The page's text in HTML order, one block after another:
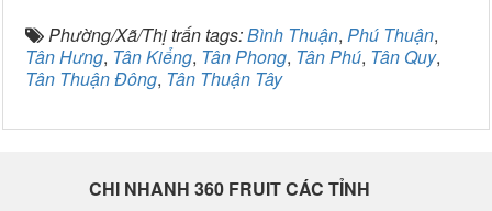
Phường/Xã/Thị trấn tags:Bình Thuận, Phú Thuận,
Tân Hưng, Tân Kiểng, Tân Phong, Tân Phú, Tân Quy,
Tân Thuận Đông, Tân Thuận Tây
CHI NHANH 360 FRUIT CÁC TỈNH